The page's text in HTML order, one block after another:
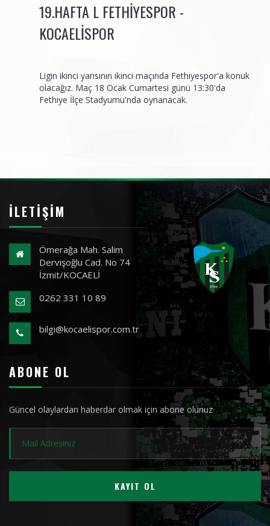
19.HAFTA L FETHIYESPOR -
KOCAELISPOR
Ligin ikinci yarısının ikinci maçında Fethiyespor'a konuk
olacağız. Maç 18 Ocak Cumartesi günü 13:30'da
Fethiye İlçe Stadyumu'nda oynanacak.
İLETIŞIM
Ömerağa Mah. Salim
Dervişoğlu Cad. No 74
İzmit/KOCAELİ
0262 331 10 89
bilgi@kocaelispor.com.tr
ABONE OL
Güncel olaylardan haberdar olmak için abone olunuz
KAYIT OL